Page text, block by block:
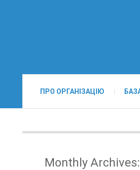
ПРО ОРГАНІЗАЦІЮ
Monthly Archives: